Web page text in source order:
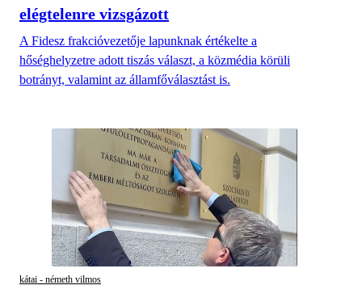
elégtelenre vizsgázott
A Fidesz frakcióvezetője lapunknak értékelte a
hőséghelyzetre adott tiszás választ, a közmédia körüli
botrányt, valamint az államfőválasztást is.
kátai - németh vilmos